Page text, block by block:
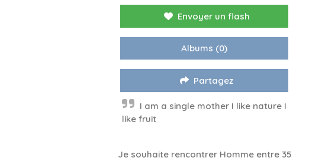
Envoyer un flash
Albums (0)
Partagez
I am a single mother I like nature I
like fruit
Je souhaite rencontrer Homme entre 35